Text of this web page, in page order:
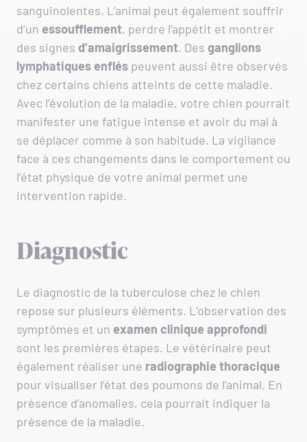
sanguinolentes. L’animal peut également souffrir
d’un essoufflement, perdre l’appétit et montrer
des signes d’amaigrissement. Des ganglions
lymphatiques enflés peuvent aussi être observés
chez certains chiens atteints de cette maladie.
Avec l’évolution de la maladie, votre chien pourrait
manifester une fatigue intense et avoir du mal à
se déplacer comme à son habitude. La vigilance
face à ces changements dans le comportement ou
l’état physique de votre animal permet une
intervention rapide.
Diagnostic
Le diagnostic de la tuberculose chez le chien
repose sur plusieurs éléments. L’observation des
symptômes et un examen clinique approfondi
sont les premières étapes. Le vétérinaire peut
également réaliser une radiographie thoracique
pour visualiser l’état des poumons de l’animal. En
présence d’anomalies, cela pourrait indiquer la
présence de la maladie.